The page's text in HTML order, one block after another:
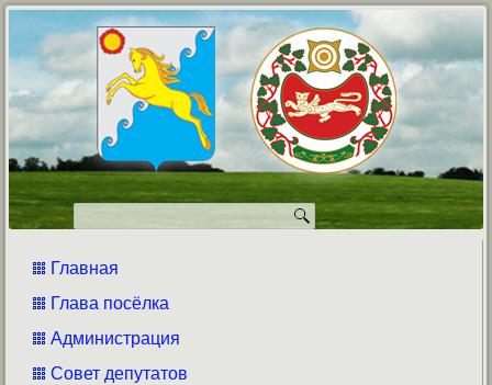
Главная
Глава посёлка
Администрация
Совет депутатов